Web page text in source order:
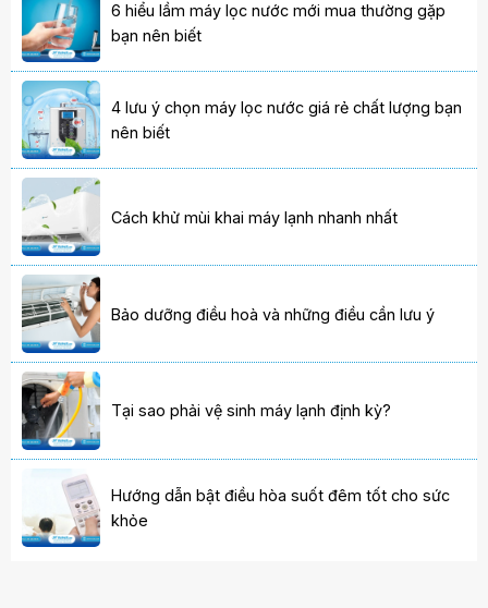
6 hiểu lầm máy lọc nước mới mua thường gặp
bạn nên biết
4 lưu ý chọn máy lọc nước giá rẻ chất lượng bạn
nên biết
Cách khử mùi khai máy lạnh nhanh nhất
Bảo dưỡng điều hoà và những điều cần lưu ý
Tại sao phải vệ sinh máy lạnh định kỳ?
Hướng dẫn bật điều hòa suốt đêm tốt cho sức
khỏe